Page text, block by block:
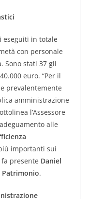
eseguiti in totale
con personale
Sono stati 37 gli
euro. “Per il
prevalentemente
amministrazione
l’Assessore
alle
importanti sui
presente Daniel
Patrimonio.